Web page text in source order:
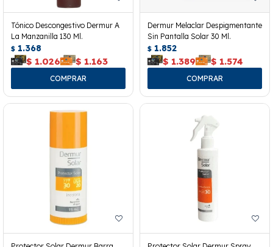
Tónico Descongestivo Dermur A
La Manzanilla 130 Ml.
$ 1.368
$ 1.026 $ 1.163
Dermur Melaclar Despigmentante
Sin Pantalla Solar 30 Ml.
$ 1.852
$ 1.389 $ 1.574